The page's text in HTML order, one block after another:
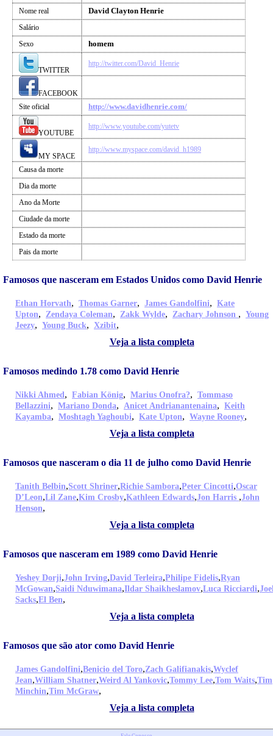
Nome real David Clayton Henrie
Salário
Sexo
homem
TWITTER
http://twitter.com/David_Henrie
FACEBOOK
Site oficial
http://www.davidhenrie.com/
YOUTUBE
http://www.youtube.com/yutetv
MY SPACE
http://www.myspace.com/david_h1989
Causa da morte
Dia da morte
Ano da Morte
Ciudade da morte
Estado da morte
Pais da morte
Famosos que nasceram em Estados Unidos como David Henrie
Ethan Horvath, Thomas Garner, James Gandolfini, Kate
Upton, Zendaya Coleman, Zakk Wylde, Zachary Johnson , Young
Jeezy, Young Buck, Xzibit,
Veja a lista completa
Famosos medindo 1.78 como David Henrie
Nikki Ahmed, Fabian König, Marius Onofra?, Tommaso
Bellazzini, Mariano Donda, Anicet Andrianantenaina, Keith
Kayamba, Moshtagh Yaghoubi, Kate Upton, Wayne Rooney,
Veja a lista completa
Famosos que nasceram o dia 11 de julho como David Henrie
Tanith Belbin,Scott Shriner,Richie Sambora,Peter Cincotti,Oscar
D’Leon,Lil Zane,Kim Crosby,Kathleen Edwards,Jon Harris ,John
Henson,
Veja a lista completa
Famosos que nasceram em 1989 como David Henrie
Yeshey Dorji,John Irving,David Terleira,Philipe Fidelis,Ryan
McGowan,Saidi Nduwimana,Ildar Shaikheslamov,Luca Ricciardi,
Sacks,El Ben,
Veja a lista completa
Famosos que são ator como David Henrie
James Gandolfini,Benicio del Toro,Zach Galifianakis,Wyclef
Jean,William Shatner,Weird Al Yankovic,Tommy Lee,Tom Waits,Tim
Minchin,Tim McGraw,
Veja a lista completa